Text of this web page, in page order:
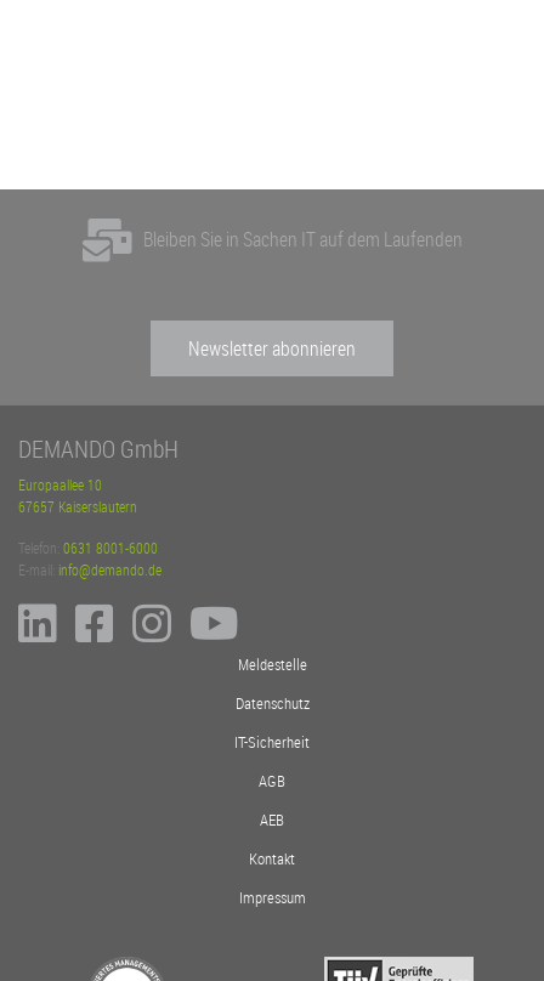
Bleiben Sie in Sachen IT auf dem Laufenden
Newsletter abonnieren
DEMANDO GmbH
Europaallee 10
67657 Kaiserslautern
Telefon: 0631 8001-6000
E-mail: info@demando.de
Meldestelle
Datenschutz
IT-Sicherheit
AGB
AEB
Kontakt
Impressum